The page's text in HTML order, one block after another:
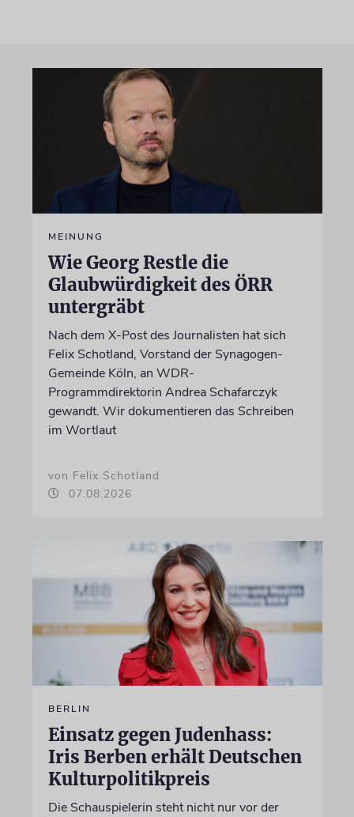
MEINUNG
Wie Georg Restle die
Glaubwürdigkeit des ÖRR
untergräbt
Nach dem X-Post des Journalisten hat sich
Felix Schotland, Vorstand der Synagogen-
Gemeinde Köln, an WDR-
Programmdirektorin Andrea Schafarczyk
gewandt. Wir dokumentieren das Schreiben
im Wortlaut
von Felix Schotland
07.08.2026
BERLIN
Einsatz gegen Judenhass:
Iris Berben erhält Deutschen
Kulturpolitikpreis
Die Schauspielerin steht nicht nur vor der